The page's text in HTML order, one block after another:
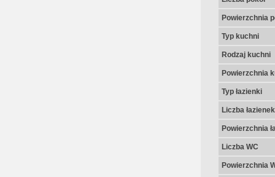
Powierzchnia
Typ kuchni
Rodzaj kuchni
Powierzchnia
Typ łazienki
Liczba łazienek
Powierzchnia
Liczba WC
Powierzchnia